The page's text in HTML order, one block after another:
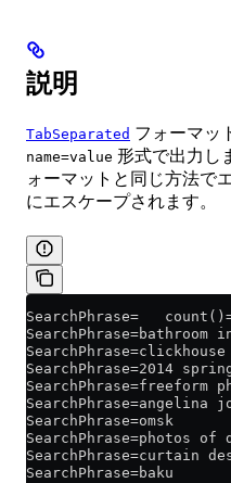
説明
TabSeparated フォーマッ
name=value 形式で出力し
ォーマットと同じ方法で
にエスケープされます。
SearchPhrase=
SearchPhrase=2014
SearchPhrase=omsk
SearchPhrase=photos
SearchPhrase=curtain
SearchPhrase=baku